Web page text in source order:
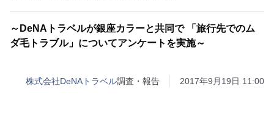
～DeNAトラベルが銀座カラーと共同で 「旅行先でのム
ダ毛トラブル」についてアンケートを実施～
株式会社DeNAトラベル調査・報告 2017年9月19日 11:00